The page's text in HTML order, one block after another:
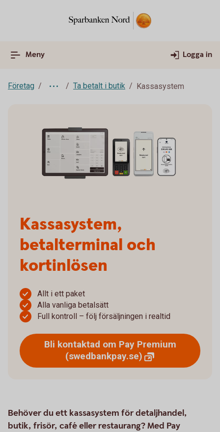
Meny Logga in
Företag Ta betalt i butik Kassasystem
Kassasystem,
betalterminal och
kortinlösen
Allt i ett paket
Alla vanliga betalsätt
Full kontroll – följ försäljningen i realtid
Bli kontaktad om Pay Premium
(swedbankpay.se)
Behöver du ett kassasystem för detaljhandel,
butik, frisör, café eller restaurang? Med Pay